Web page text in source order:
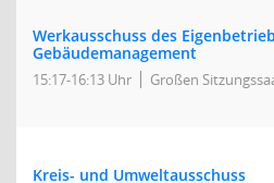
Werkausschuss des
Gebäudemanagement
15:17-16:13 Uhr Großen
Kreis- und Umweltausschuss